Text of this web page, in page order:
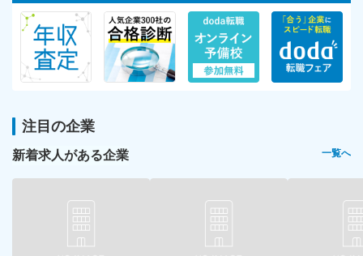
注目の企業
新着求人がある企業 一覧へ